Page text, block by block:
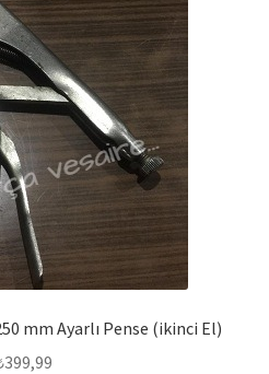
mm Ayarlı Pense (ikinci El)
399,99